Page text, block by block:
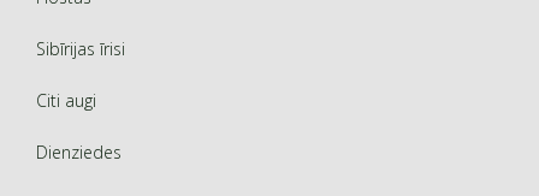
Sibīrijas īrisi
Citi augi
Dienziedes